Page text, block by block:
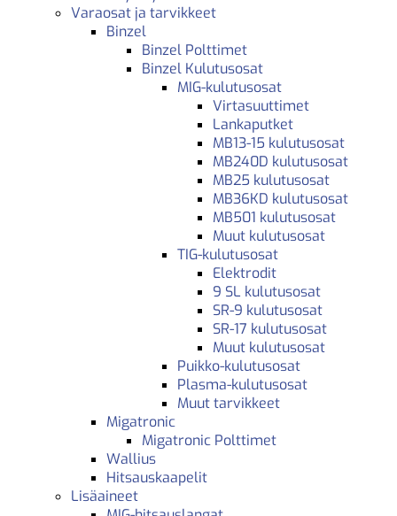
Varaosat ja tarvikkeet
Binzel
Binzel Polttimet
Binzel Kulutusosat
MIG-kulutusosat
Virtasuuttimet
Lankaputket
MB13-15 kulutusosat
MB240D kulutusosat
MB25 kulutusosat
MB36KD kulutusosat
MB501 kulutusosat
Muut kulutusosat
TIG-kulutusosat
Elektrodit
9 SL kulutusosat
SR-9 kulutusosat
SR-17 kulutusosat
Muut kulutusosat
Puikko-kulutusosat
Plasma-kulutusosat
Muut tarvikkeet
Migatronic
Migatronic Polttimet
Wallius
Hitsauskaapelit
Lisäaineet